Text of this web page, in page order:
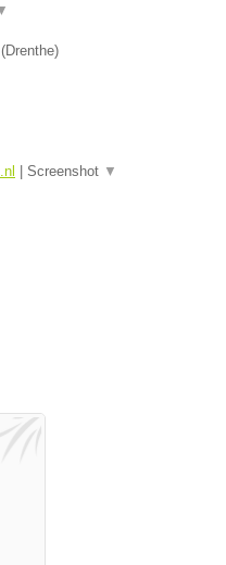
(Drenthe)
Screenshot ▼